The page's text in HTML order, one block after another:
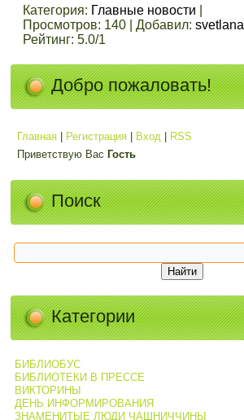
Категория: Главные новости
Просмотров: 140 |Добавил: svetlana
Рейтинг: 5.0/1
Добро пожаловать!
Главная Регистрация Вход
RSS
Приветствую Вас Гость
Поиск
Категории
БИБЛИОБУС
БИБЛИОТЕКИ В ПРЕССЕ
ВИКТОРИНЫ
ДЕНЬ ИНФОРМИРОВАНИЯ
ЗНАМЕНИТЫЕ ЛЮДИ ЧАШНИЧЧИНЫ